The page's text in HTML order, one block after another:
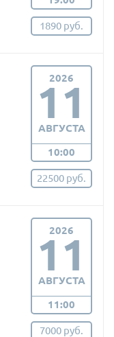
1890 руб.
2026
11
АВГУСТА
10:00
22500 руб.
2026
11
АВГУСТА
11:00
7000 руб.